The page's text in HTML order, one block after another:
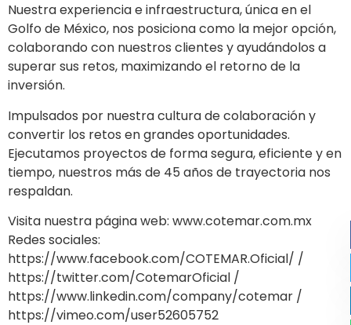
Nuestra experiencia e infraestructura, única en el
Golfo de México, nos posiciona como la mejor opción,
colaborando con nuestros clientes y ayudándolos a
superar sus retos, maximizando el retorno de la
inversión.
Impulsados por nuestra cultura de colaboración y
convertir los retos en grandes oportunidades.
Ejecutamos proyectos de forma segura, eficiente y en
tiempo, nuestros más de 45 años de trayectoria nos
respaldan.
Visita nuestra página web: www.cotemar.com.mx
Redes sociales:
https://www.facebook.com/COTEMAR.Oficial/ /
https://twitter.com/CotemarOficial /
https://www.linkedin.com/company/cotemar /
https://vimeo.com/user52605752